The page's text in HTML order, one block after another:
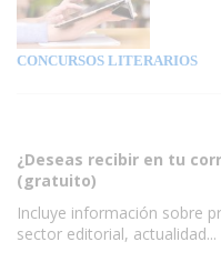
CONCURSOS LITERARIOS
¿Deseas recibir en tu
(gratuito)
Incluye información sobre
sector editorial, actualidad...